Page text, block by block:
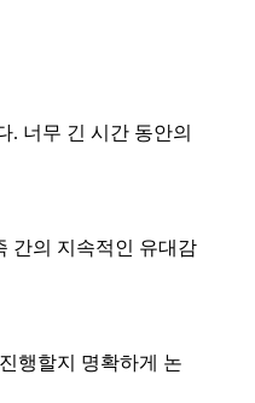
. 너무 긴 시간 동안의
간의 지속적인 유대감
행할지 명확하게 논